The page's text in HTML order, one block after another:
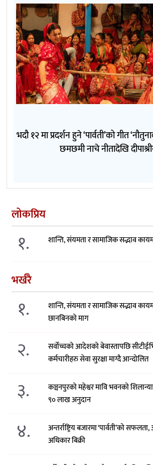
भदौ १२ मा प्रदर्शन हुने ‘पार्वती’को गीत
छमछमी नाचे नीतादेखि
लोकप्रिय
१. शान्ति, संयमता र सामाजिक सद्भाव
भर्खरै
१.
शान्ति, संयमता र सामाजिक सद्भाव
छानबिनको माग
२.
सर्वोच्चको आदेशको बेवास्तापछि
कर्मचारीहरु सेवा सुरक्षा माग्दै आन्दोलित
३.
कञ्चनपुरको महेश्वर मावि भवनको
९० लाख अनुदान
४.
अन्तर्राष्ट्रिय बजारमा ‘पार्वती’को
अधिकार बिक्री